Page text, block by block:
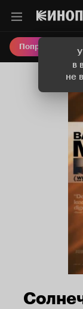
в
не
Попробовать